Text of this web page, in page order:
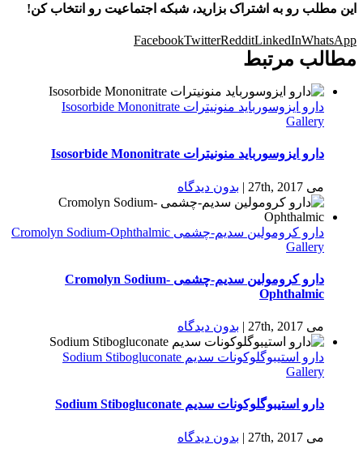
این مطلب رو به اشتراک بزارید، شبکه اجتماعیت رو انتخاب کن!
FacebookTwitterRedditLinkedInWhatsApp
مطالب مرتبط
دارو ایزوسورباید منونیترات Isosorbide Mononitrate
Gallery
دارو ایزوسورباید منونیترات Isosorbide Mononitrate
می 27th, 2017 | بدون ديدگاه
دارو كرومولين سدیم-چشمی Cromolyn Sodium-Ophthalmic
Gallery
دارو كرومولين سدیم-چشمی Cromolyn Sodium-
Ophthalmic
می 27th, 2017 | بدون ديدگاه
دارو استیبوگلوکونات سدیم Sodium Stibogluconate
Gallery
دارو استیبوگلوکونات سدیم Sodium Stibogluconate
می 27th, 2017 | بدون ديدگاه